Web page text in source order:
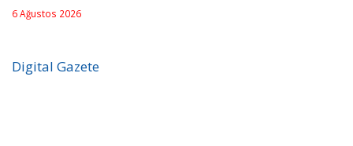
6 Ağustos 2026
Digital Gazete